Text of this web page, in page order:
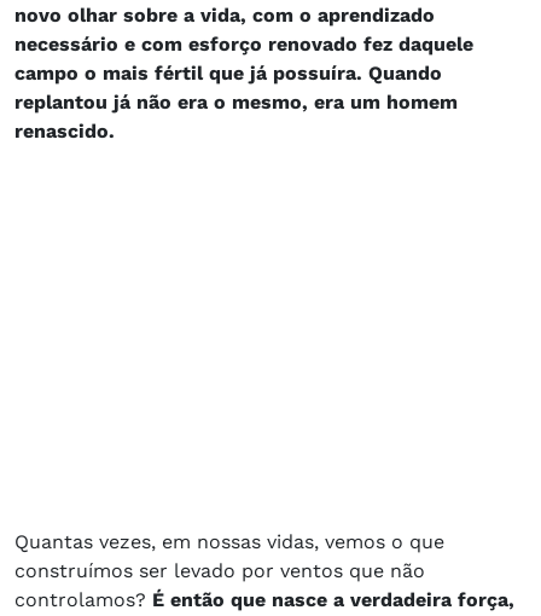
novo olhar sobre a vida, com o aprendizado
necessário e com esforço renovado fez daquele
campo o mais fértil que já possuíra. Quando
replantou já não era o mesmo, era um homem
renascido.
Quantas vezes, em nossas vidas, vemos o que
construímos ser levado por ventos que não
controlamos? É então que nasce a verdadeira força,